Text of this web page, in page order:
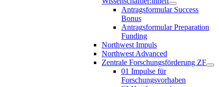
Antragsformular Success
Bonus
Antragsformular Preparation
Funding
Northwest Impuls
Northwest Advanced
Zentrale Forschungsförderung ZF
01 Impulse für
Forschungsvorhaben